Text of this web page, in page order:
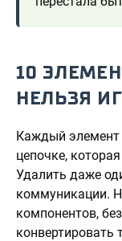
10
НЕЛЬЗЯ
Каждый элемент
цепочке,
Удалить даже
коммуникации.
компонентов,
конвертировать